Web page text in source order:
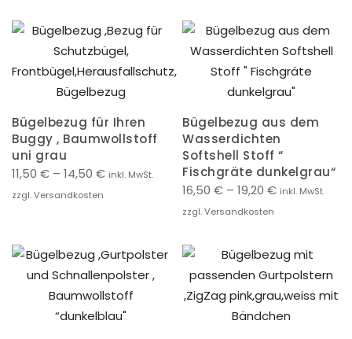
Bügelbezug für Ihren
Buggy , Baumwollstoff
uni grau
11,50 € – 14,50 € inkl. MwSt.
zzgl. Versandkosten
Bügelbezug aus dem
Wasserdichten
Softshell Stoff “
Fischgräte dunkelgrau“
16,50 € – 19,20 € inkl. MwSt.
zzgl. Versandkosten